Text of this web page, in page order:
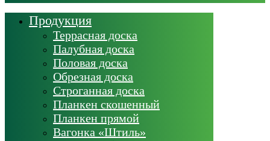
Продукция
Террасная доска
Палубная доска
Половая доска
Обрезная доска
Строганная доска
Планкен скошенный
Планкен прямой
Вагонка «Штиль»